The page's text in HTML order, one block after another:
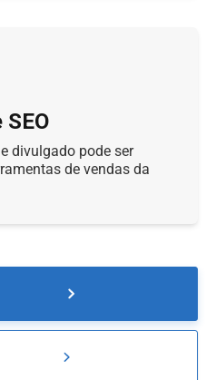
divulgado pode ser
de vendas da